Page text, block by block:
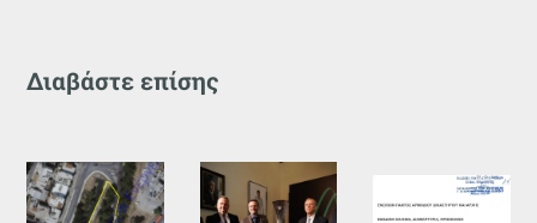
Διαβάστε επίσης